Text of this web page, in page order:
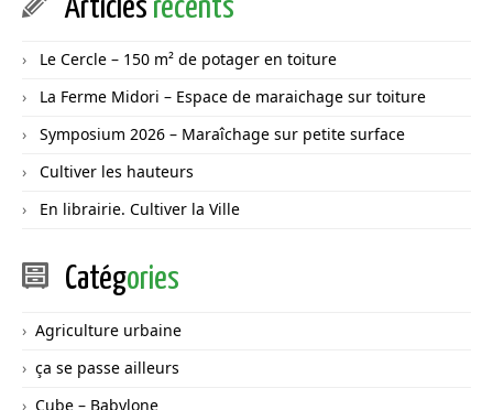
Articles récents
Le Cercle – 150 m² de potager en toiture
La Ferme Midori – Espace de maraichage sur toiture
Symposium 2026 – Maraîchage sur petite surface
Cultiver les hauteurs
En librairie. Cultiver la Ville
Catégories
Agriculture urbaine
ça se passe ailleurs
Cube – Babylone